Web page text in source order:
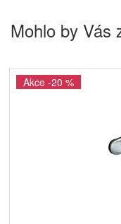
Mohlo by Vás
Akce -20 %